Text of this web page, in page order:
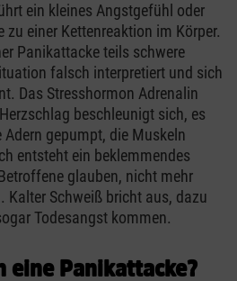
ein kleines Angstgefühl oder
zu einer Kettenreaktion im Körper.
Panikattacke teils schwere
falsch interpretiert und sich
Das Stresshormon Adrenalin
beschleunigt sich, es
gepumpt, die Muskeln
entsteht ein beklemmendes
glauben, nicht mehr
Kalter Schweiß bricht aus, dazu
Todesangst kommen.
eine Panikattacke?